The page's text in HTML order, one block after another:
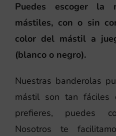
Puedes escoger la
mástiles, con o sin
color del mástil a
(blanco o negro).
Nuestras banderolas
mástil son tan
prefieres, puedes
Nosotros te